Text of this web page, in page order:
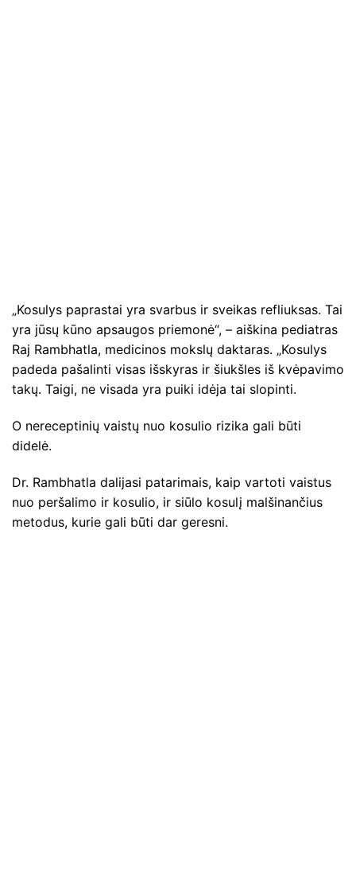
„Kosulys paprastai yra svarbus ir sveikas refliuksas. Tai
yra jūsų kūno apsaugos priemonė“, – aiškina pediatras
Raj Rambhatla, medicinos mokslų daktaras. „Kosulys
padeda pašalinti visas išskyras ir šiukšles iš kvėpavimo
takų. Taigi, ne visada yra puiki idėja tai slopinti.
O nereceptinių vaistų nuo kosulio rizika gali būti
didelė.
Dr. Rambhatla dalijasi patarimais, kaip vartoti vaistus
nuo peršalimo ir kosulio, ir siūlo kosulį malšinančius
metodus, kurie gali būti dar geresni.